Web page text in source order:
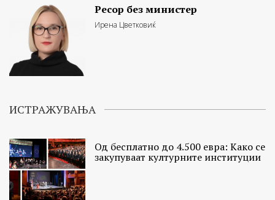
Ресор без министер
Ирена Цветковиќ
ИСТРАЖУВАЊА
Од бесплатно до 4.500 евра: Како се
закупуваат културните институции